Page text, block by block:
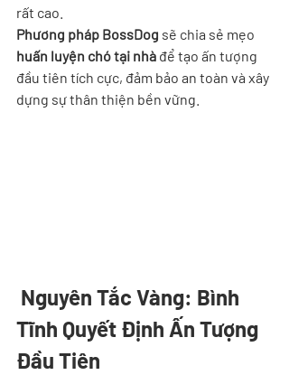
rất cao.
Phương pháp BossDog sẽ chia sẻ mẹo
huấn luyện chó tại nhà để tạo ấn tượng
đầu tiên tích cực, đảm bảo an toàn và xây
dựng sự thân thiện bền vững.
Tĩnh Quyết Định Ấn Tượng
Đầu Tiên